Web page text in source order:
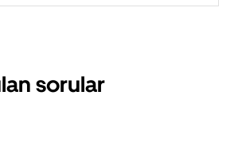
sorular